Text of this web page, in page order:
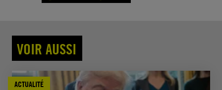
VOIR AUSSI
ACTUALITÉ